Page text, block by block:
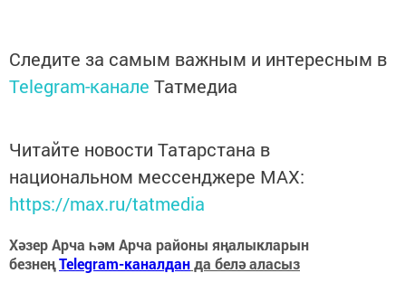
Следите за самым важным и интересным в
Telegram-канале Татмедиа
Читайте новости Татарстана в
национальном мессенджере MАХ:
https://max.ru/tatmedia
Хәзер Арча һәм Арча районы яңалыкларын
безнеңTelegram-каналданда белә аласыз